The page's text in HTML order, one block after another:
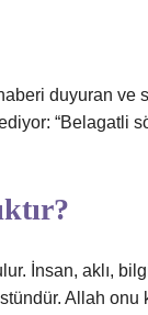
duyuran ve
“Belagatli
İnsan, aklı,
Allah onu